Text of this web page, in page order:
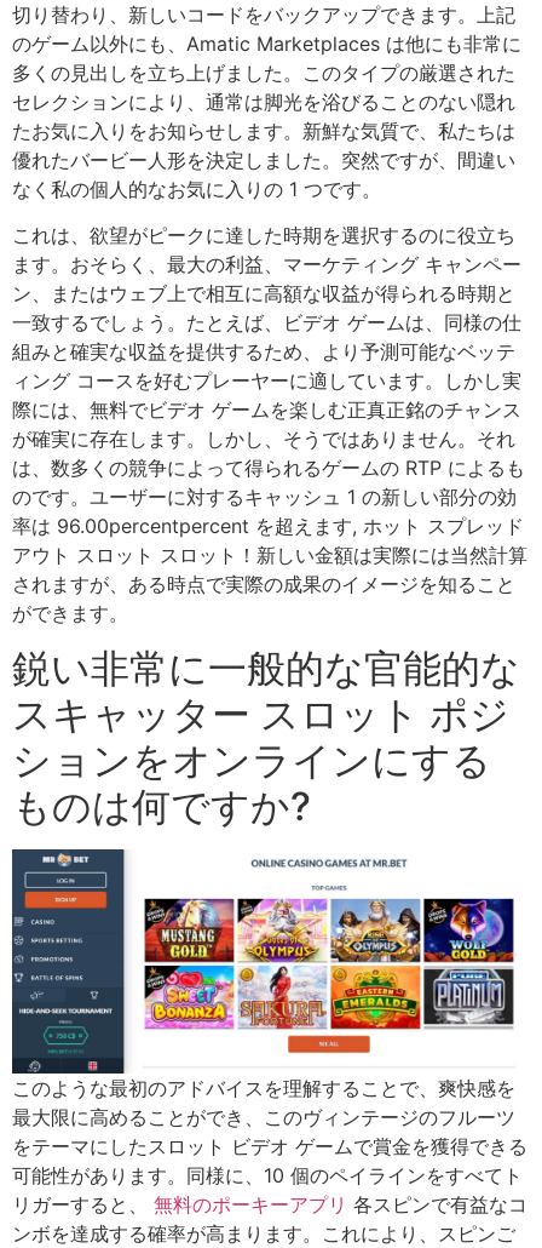
切り替わり、新しいコードをバックアップできます。上記
のゲーム以外にも、Amatic Marketplaces は他にも非常に
多くの見出しを立ち上げました。このタイプの厳選された
セレクションにより、通常は脚光を浴びることのない隠れ
たお気に入りをお知らせします。新鮮な気質で、私たちは
優れたバービー人形を決定しました。突然ですが、間違い
なく私の個人的なお気に入りの 1 つです。
これは、欲望がピークに達した時期を選択するのに役立ち
ます。おそらく、最大の利益、マーケティング キャンペー
ン、またはウェブ上で相互に高額な収益が得られる時期と
一致するでしょう。たとえば、ビデオ ゲームは、同様の仕
組みと確実な収益を提供するため、より予測可能なベッテ
ィング コースを好むプレーヤーに適しています。しかし実
際には、無料でビデオ ゲームを楽しむ正真正銘のチャンス
が確実に存在します。しかし、そうではありません。それ
は、数多くの競争によって得られるゲームの RTP によるも
のです。ユーザーに対するキャッシュ 1 の新しい部分の効
率は 96.00percentpercent を超えます, ホット スプレッド
アウト スロット スロット！新しい金額は実際には当然計算
されますが、ある時点で実際の成果のイメージを知ること
ができます。
鋭い非常に一般的な官能的な
スキャッター スロット ポジ
ションをオンラインにする
ものは何ですか?
このような最初のアドバイスを理解することで、爽快感を
最大限に高めることができ、このヴィンテージのフルーツ
をテーマにしたスロット ビデオ ゲームで賞金を獲得できる
可能性があります。同様に、10 個のペイラインをすべてト
リガーすると、 無料のポーキーアプリ 各スピンで有益なコ
ンボを達成する確率が高まります。これにより、スピンご